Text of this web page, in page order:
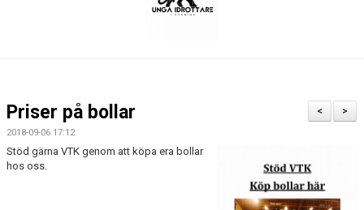
UTEBANORNA
AKTIVITETER
>
<
Priser på bollar
2018-09-06 17:12
Stöd gärna VTK genom att köpa era bollar
hos oss.